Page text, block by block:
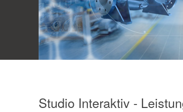
Studio Interaktiv -